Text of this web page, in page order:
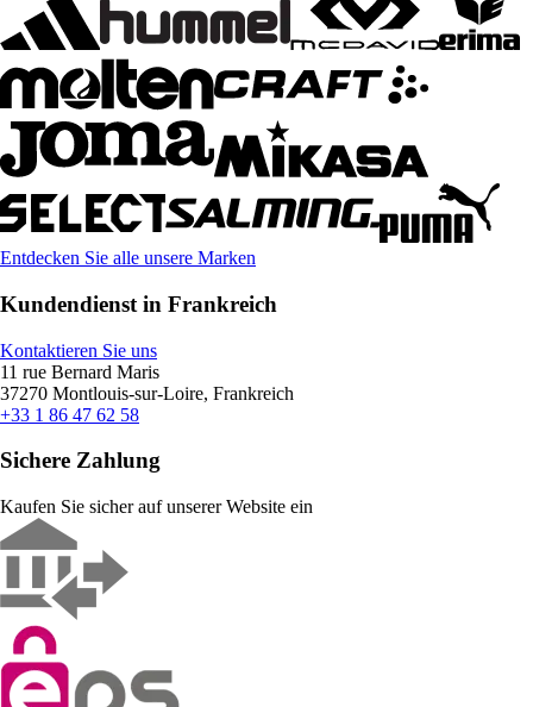
Entdecken Sie alle unsere Marken
Kundendienst in Frankreich
Kontaktieren Sie uns
11 rue Bernard Maris
37270 Montlouis-sur-Loire, Frankreich
+33 1 86 47 62 58
Sichere Zahlung
Kaufen Sie sicher auf unserer Website ein